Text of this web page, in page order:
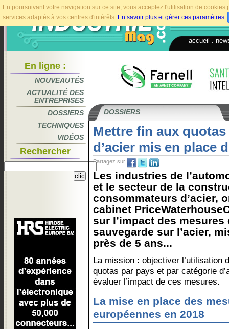
En poursuivant votre navigation sur ce site, vous acceptez l'utilisation de
services adaptés à vos centres d'intérêts. En savoir plus et gérer ces paramètres.
accueil
En ligne :
NOUVEAUTÉS
ACTUALITÉ DES
ENTREPRISES
DOSSIERS
TECHNIQUES
VIDÉOS
Rechercher
DOSSIERS
Mettre fin aux
d’acier mis en place
Partagez sur
Les industries de
et le secteur de la
consommateurs d’acier,
cabinet
sur l’impact des mesures
sauvegarde sur l’acier,
près de 5 ans...
La mission : objectiver l’utilisation
quotas par pays et par catégorie
évaluer l’impact de ces mesures.
La mise en place des
européennes en 2018